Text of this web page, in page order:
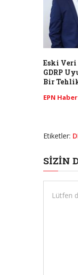
Eski
GDRP
Bir
EPN
Etiketler:
SIZIN